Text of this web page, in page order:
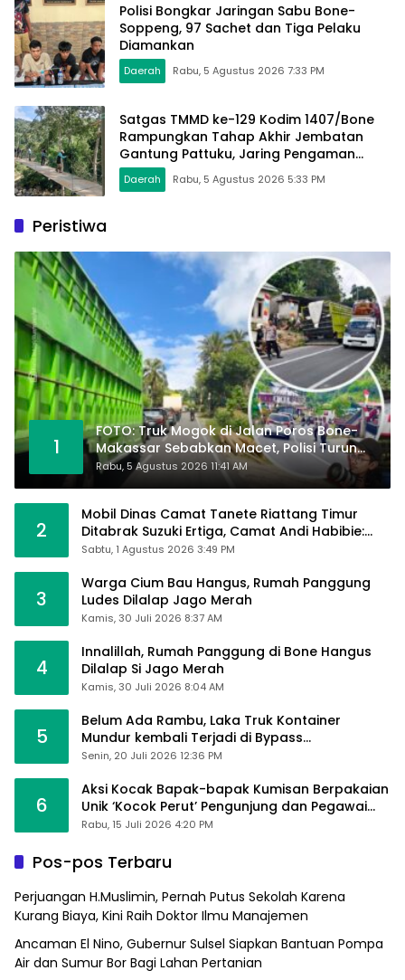
Polisi Bongkar Jaringan Sabu Bone-
Soppeng, 97 Sachet dan Tiga Pelaku
Diamankan
Daerah Rabu, 5 Agustus 2026 7:33 PM
Satgas TMMD ke-129 Kodim 1407/Bone
Rampungkan Tahap Akhir Jembatan
Gantung Pattuku, Jaring Pengaman
Mulai Terpasang
Daerah Rabu, 5 Agustus 2026 5:33 PM
Peristiwa
1
FOTO: Truk Mogok di Jalan Poros Bone-
Makassar Sebabkan Macet, Polisi Turun
Tangan
Rabu, 5 Agustus 2026 11:41 AM
2
Mobil Dinas Camat Tanete Riattang Timur
Ditabrak Suzuki Ertiga, Camat Andi Habibie:
Alhamdulillah Saya Baik-Baik Saja
Sabtu, 1 Agustus 2026 3:49 PM
3
Warga Cium Bau Hangus, Rumah Panggung
Ludes Dilalap Jago Merah
Kamis, 30 Juli 2026 8:37 AM
4
Innalillah, Rumah Panggung di Bone Hangus
Dilalap Si Jago Merah
Kamis, 30 Juli 2026 8:04 AM
5
Belum Ada Rambu, Laka Truk Kontainer
Mundur kembali Terjadi di Bypass
Sumpallabbu
Senin, 20 Juli 2026 12:36 PM
6
Aksi Kocak Bapak-bapak Kumisan Berpakaian
Unik ‘Kocok Perut’ Pengunjung dan Pegawai
Alfamart, Ngaku Aktifkan Layar Sentuh Atm
Rabu, 15 Juli 2026 4:20 PM
Pos-pos Terbaru
Perjuangan H.Muslimin, Pernah Putus Sekolah Karena
Kurang Biaya, Kini Raih Doktor Ilmu Manajemen
Ancaman El Nino, Gubernur Sulsel Siapkan Bantuan Pompa
Air dan Sumur Bor Bagi Lahan Pertanian